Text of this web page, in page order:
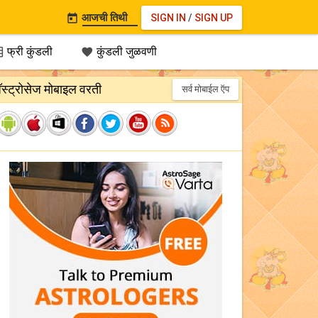
SIGN IN / SIGN UP
 आजची तिथी
फ्री कुंडली  कुंडली जुळवणी
मोबाइल वरती सर्व मोबाईल ऍप